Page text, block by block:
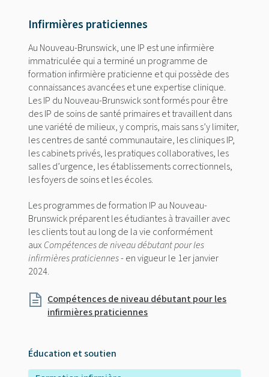
Infirmières praticiennes
Au Nouveau-Brunswick, une IP est une infirmière
immatriculée qui a terminé un programme de
formation infirmière praticienne et qui possède des
connaissances avancées et une expertise clinique.
Les IP du Nouveau-Brunswick sont formés pour être
des IP de soins de santé primaires et travaillent dans
une variété de milieux, y compris, mais sans s’y limiter,
les centres de santé communautaire, les cliniques IP,
les cabinets privés, les pratiques collaboratives, les
salles d’urgence, les établissements correctionnels,
les foyers de soins et les écoles.
Les programmes de formation IP au Nouveau-
Brunswick préparent les étudiantes à travailler avec
les clients tout au long de la vie conformément
aux Compétences de niveau débutant pour les
infirmières praticiennes- en vigueur le 1er janvier
2024.
Compétences de niveau débutant pour les
infirmières praticiennes
Éducation et soutien